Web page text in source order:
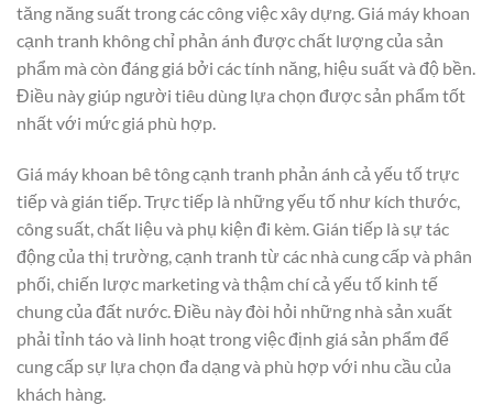
tăng năng suất trong các công việc xây dựng. Giá máy khoan
cạnh tranh không chỉ phản ánh được chất lượng của sản
phẩm mà còn đáng giá bởi các tính năng, hiệu suất và độ bền.
Điều này giúp người tiêu dùng lựa chọn được sản phẩm tốt
nhất với mức giá phù hợp.
Giá máy khoan bê tông cạnh tranh phản ánh cả yếu tố trực
tiếp và gián tiếp. Trực tiếp là những yếu tố như kích thước,
công suất, chất liệu và phụ kiện đi kèm. Gián tiếp là sự tác
động của thị trường, cạnh tranh từ các nhà cung cấp và phân
phối, chiến lược marketing và thậm chí cả yếu tố kinh tế
chung của đất nước. Điều này đòi hỏi những nhà sản xuất
phải tỉnh táo và linh hoạt trong việc định giá sản phẩm để
cung cấp sự lựa chọn đa dạng và phù hợp với nhu cầu của
khách hàng.